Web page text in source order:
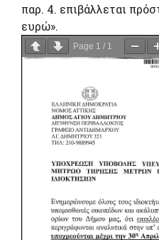
παρ. 4. επιβάλλεται
ευρώ».
Page 1 / 1